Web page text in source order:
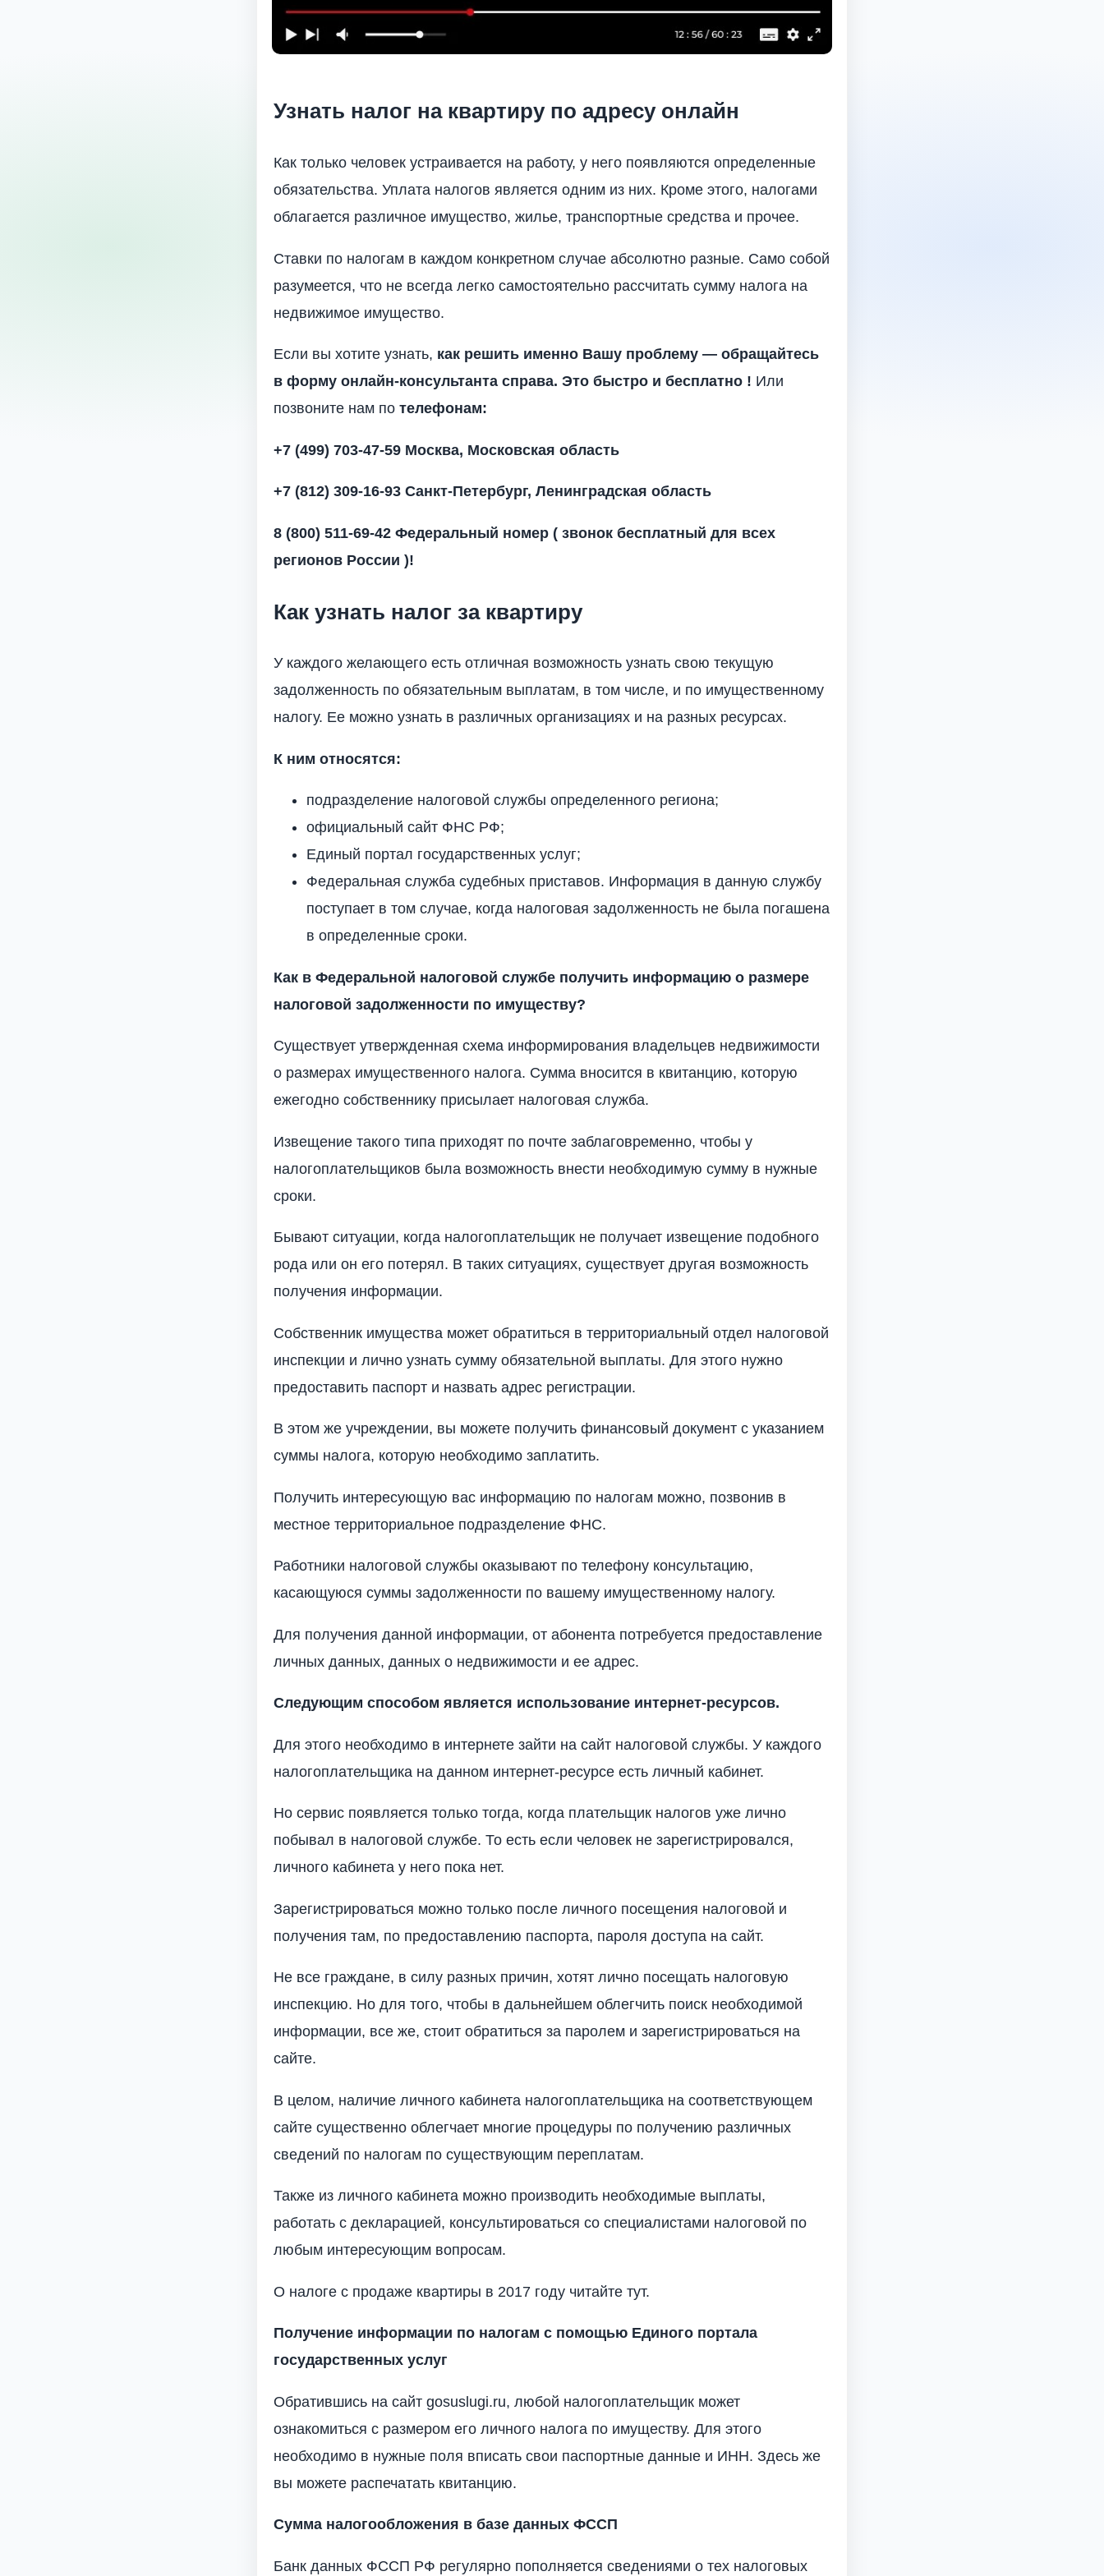
Узнать налог на квартиру по адресу онлайн
Как только человек устраивается на работу, у него появляются определенные
обязательства. Уплата налогов является одним из них. Кроме этого, налогами
облагается различное имущество, жилье, транспортные средства и прочее.
Ставки по налогам в каждом конкретном случае абсолютно разные. Само собой
разумеется, что не всегда легко самостоятельно рассчитать сумму налога на
недвижимое имущество.
Если вы хотите узнать, как решить именно Вашу проблему — обращайтесь
в форму онлайн-консультанта справа. Это быстро и бесплатно ! Или
позвоните нам по телефонам:
+7 (499) 703-47-59 Москва, Московская область
+7 (812) 309-16-93 Санкт-Петербург, Ленинградская область
8 (800) 511-69-42 Федеральный номер ( звонок бесплатный для всех
регионов России )!
Как узнать налог за квартиру
У каждого желающего есть отличная возможность узнать свою текущую
задолженность по обязательным выплатам, в том числе, и по имущественному
налогу. Ее можно узнать в различных организациях и на разных ресурсах.
К ним относятся:
подразделение налоговой службы определенного региона;
официальный сайт ФНС РФ;
Единый портал государственных услуг;
Федеральная служба судебных приставов. Информация в данную службу
поступает в том случае, когда налоговая задолженность не была погашена
в определенные сроки.
Как в Федеральной налоговой службе получить информацию о размере
налоговой задолженности по имуществу?
Существует утвержденная схема информирования владельцев недвижимости
о размерах имущественного налога. Сумма вносится в квитанцию, которую
ежегодно собственнику присылает налоговая служба.
Извещение такого типа приходят по почте заблаговременно, чтобы у
налогоплательщиков была возможность внести необходимую сумму в нужные
сроки.
Бывают ситуации, когда налогоплательщик не получает извещение подобного
рода или он его потерял. В таких ситуациях, существует другая возможность
получения информации.
Собственник имущества может обратиться в территориальный отдел налоговой
инспекции и лично узнать сумму обязательной выплаты. Для этого нужно
предоставить паспорт и назвать адрес регистрации.
В этом же учреждении, вы можете получить финансовый документ с указанием
суммы налога, которую необходимо заплатить.
Получить интересующую вас информацию по налогам можно, позвонив в
местное территориальное подразделение ФНС.
Работники налоговой службы оказывают по телефону консультацию,
касающуюся суммы задолженности по вашему имущественному налогу.
Для получения данной информации, от абонента потребуется предоставление
личных данных, данных о недвижимости и ее адрес.
Следующим способом является использование интернет-ресурсов.
Для этого необходимо в интернете зайти на сайт налоговой службы. У каждого
налогоплательщика на данном интернет-ресурсе есть личный кабинет.
Но сервис появляется только тогда, когда плательщик налогов уже лично
побывал в налоговой службе. То есть если человек не зарегистрировался,
личного кабинета у него пока нет.
Зарегистрироваться можно только после личного посещения налоговой и
получения там, по предоставлению паспорта, пароля доступа на сайт.
Не все граждане, в силу разных причин, хотят лично посещать налоговую
инспекцию. Но для того, чтобы в дальнейшем облегчить поиск необходимой
информации, все же, стоит обратиться за паролем и зарегистрироваться на
сайте.
В целом, наличие личного кабинета налогоплательщика на соответствующем
сайте существенно облегчает многие процедуры по получению различных
сведений по налогам по существующим переплатам.
Также из личного кабинета можно производить необходимые выплаты,
работать с декларацией, консультироваться со специалистами налоговой по
любым интересующим вопросам.
О налоге с продаже квартиры в 2017 году читайте тут.
Получение информации по налогам с помощью Единого портала
государственных услуг
Обратившись на сайт gosuslugi.ru, любой налогоплательщик может
ознакомиться с размером его личного налога по имуществу. Для этого
необходимо в нужные поля вписать свои паспортные данные и ИНН. Здесь же
вы можете распечатать квитанцию.
Сумма налогообложения в базе данных ФССП
Банк данных ФССП РФ регулярно пополняется сведениями о тех налоговых